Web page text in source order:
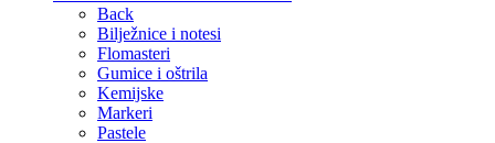
Back
Bilježnice i notesi
Flomasteri
Gumice i oštrila
Kemijske
Markeri
Pastele